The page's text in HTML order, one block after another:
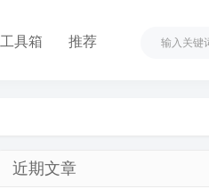
工具箱 推荐
近期文章